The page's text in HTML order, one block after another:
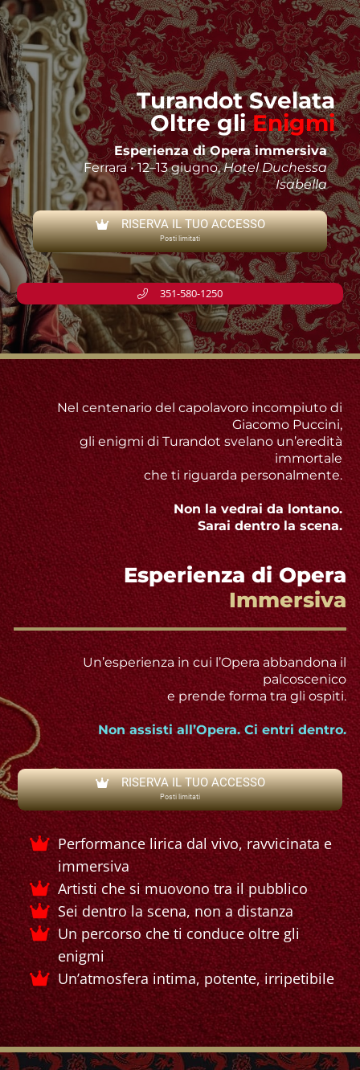
Turandot Svelata
Oltre gliEnigmi
Esperienza di Opera immersiva
Ferrara • 12–13 giugno,Hotel Duchessa
Isabella
RISERVA IL TUO ACCESSO
Posti limitati
351-580-1250
Nel centenario del capolavoro incompiuto di
Giacomo Puccini,
gli enigmi di Turandot svelano un’eredità
immortale
che ti riguarda personalmente.
Non la vedrai da lontano.
Sarai dentro la scena.
Esperienza di Opera
Immersiva
Un’esperienza in cui l’Opera abbandona il
palcoscenico
e prende forma tra gli ospiti.
Non assisti all’Opera. Ci entri dentro.
RISERVA IL TUO ACCESSO
Posti limitati
Performance lirica dal vivo, ravvicinata e
immersiva
Artisti che si muovono tra il pubblico
Sei dentro la scena, non a distanza
Un percorso che ti conduce oltre gli
enigmi
Un’atmosfera intima, potente, irripetibile